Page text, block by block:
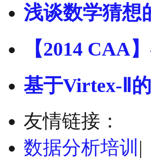
浅谈数学猜想
【2014 CAA
基于Virtex-Ⅱ
友情链接：
数据分析培训 |